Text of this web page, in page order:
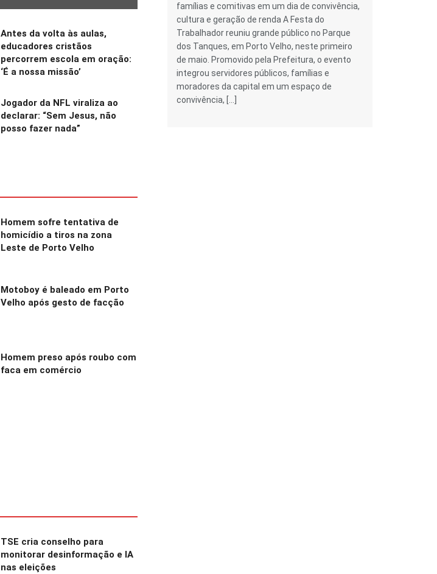
Antes da volta às aulas,
educadores cristãos
percorrem escola em oração:
‘É a nossa missão’
Jogador da NFL viraliza ao
declarar: “Sem Jesus, não
posso fazer nada”
Homem sofre tentativa de
homicídio a tiros na zona
Leste de Porto Velho
Motoboy é baleado em Porto
Velho após gesto de facção
Homem preso após roubo com
faca em comércio
TSE cria conselho para
monitorar desinformação e IA
nas eleições
famílias e comitivas em um dia de convivência,
cultura e geração de renda A Festa do
Trabalhador reuniu grande público no Parque
dos Tanques, em Porto Velho, neste primeiro
de maio. Promovido pela Prefeitura, o evento
integrou servidores públicos, famílias e
moradores da capital em um espaço de
convivência, […]